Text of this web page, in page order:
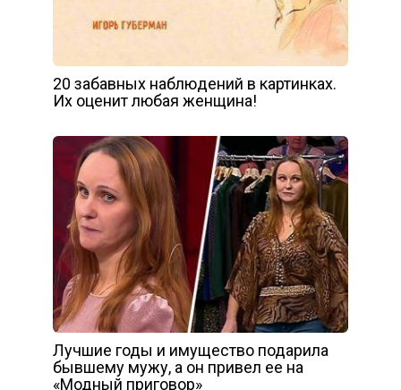
20 забавных наблюдений в картинках.
Их оценит любая женщина!
Лучшие годы и имущество подарила
бывшему мужу, а он привел ее на
«Модный приговор»